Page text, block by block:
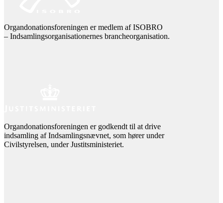
Organdonationsforeningen er medlem af ISOBRO
– Indsamlingsorganisationernes brancheorganisation.
Organdonationsforeningen er godkendt til at drive
indsamling af Indsamlingsnævnet, som hører under
Civilstyrelsen, under Justitsministeriet.